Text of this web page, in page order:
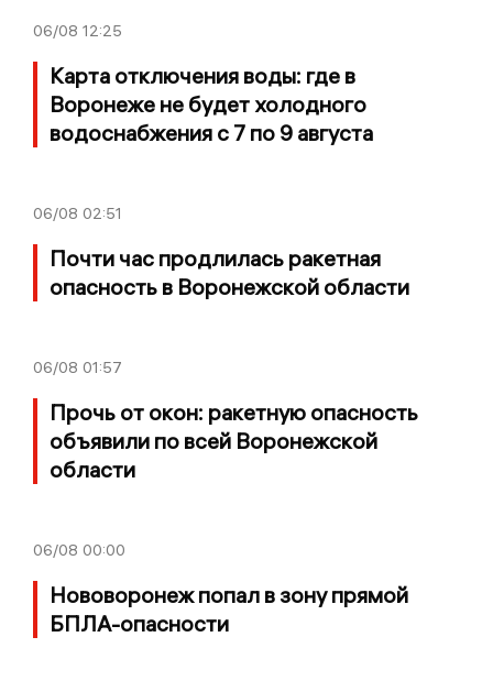
06/08 12:25
Карта отключения воды: где в
Воронеже не будет холодного
водоснабжения с 7 по 9 августа
06/08 02:51
Почти час продлилась ракетная
опасность в Воронежской области
06/08 01:57
Прочь от окон: ракетную опасность
объявили по всей Воронежской
области
06/08 00:00
Нововоронеж попал в зону прямой
БПЛА-опасности